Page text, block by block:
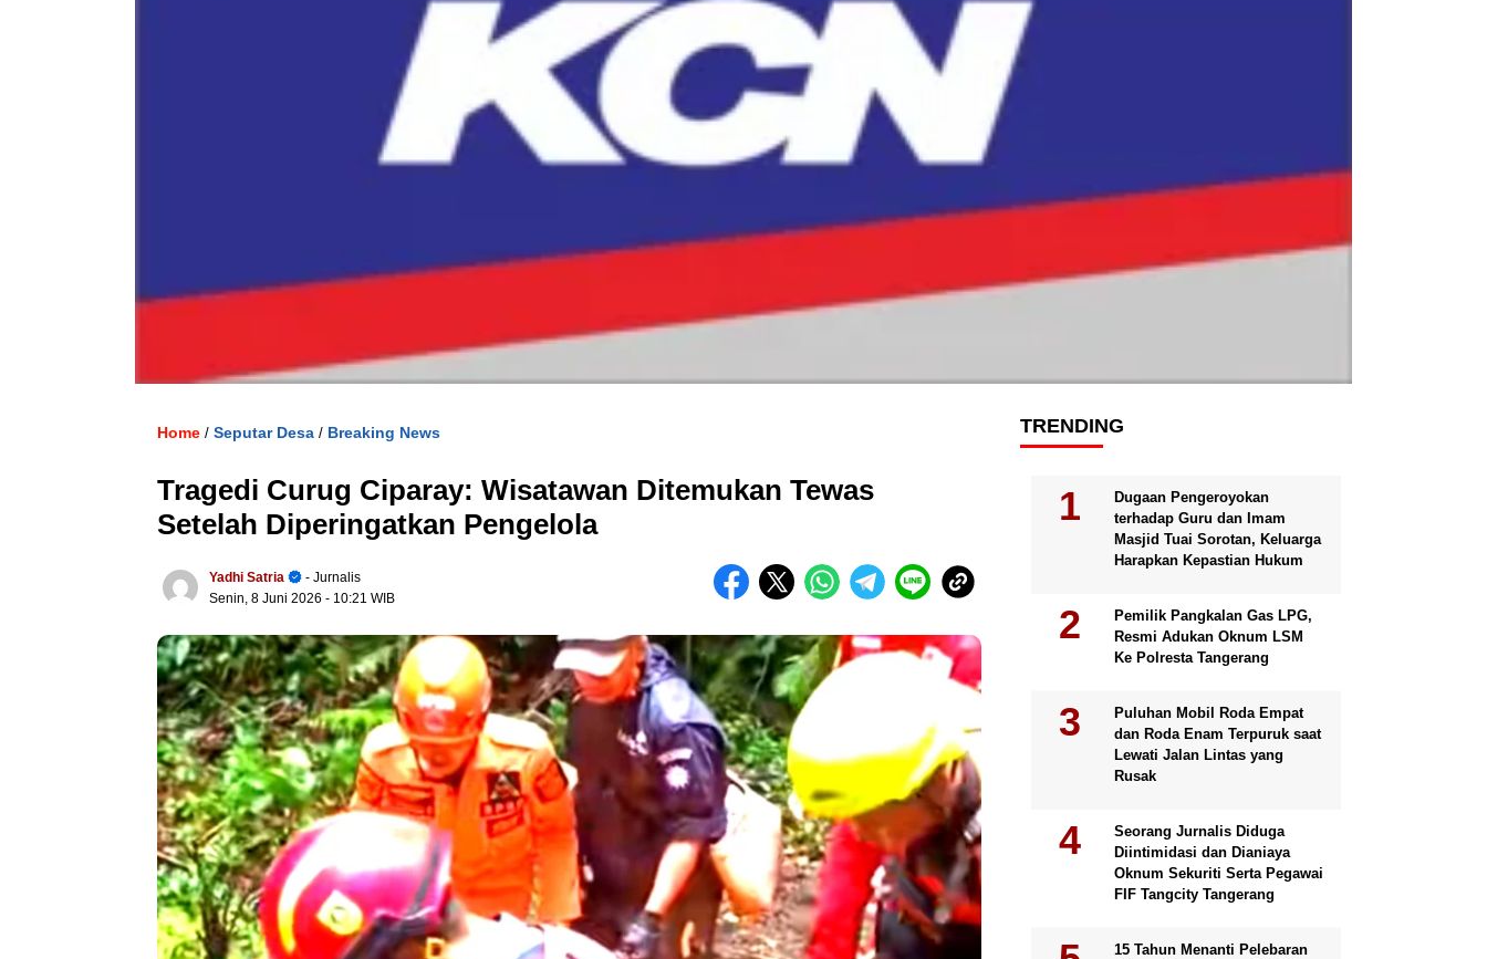
Home / Seputar Desa / Breaking News
Tragedi Curug Ciparay: Wisatawan Ditemukan Tewas
Setelah Diperingatkan Pengelola
Yadhi Satria
- Jurnalis
Senin, 8 Juni 2026 - 10:21 WIB
TRENDING
Dugaan Pengeroyokan
terhadap Guru dan Imam
Masjid Tuai Sorotan, Keluarga
Harapkan Kepastian Hukum
Pemilik Pangkalan Gas LPG,
Resmi Adukan Oknum LSM
Ke Polresta Tangerang
Puluhan Mobil Roda Empat
dan Roda Enam Terpuruk saat
Lewati Jalan Lintas yang
Rusak
Seorang Jurnalis Diduga
Diintimidasi dan Dianiaya
Oknum Sekuriti Serta Pegawai
FIF Tangcity Tangerang
15 Tahun Menanti Pelebaran